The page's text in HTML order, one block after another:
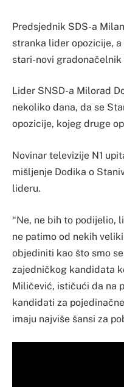
Predsjednik SDS-a
stranka lider opozicije, a
stari-novi gradonačelnik
Lider SNSD-a Milorad
nekoliko dana, da se
opozicije, kojeg druge
Novinar televizije N1
mišljenje Dodika o
lideru.
“Ne, ne bih to podijelio,
ne patimo od nekih
objediniti kao što smo
zajedničkog kandidata
Miličević, ističući da na
kandidati za
imaju najviše šansi za